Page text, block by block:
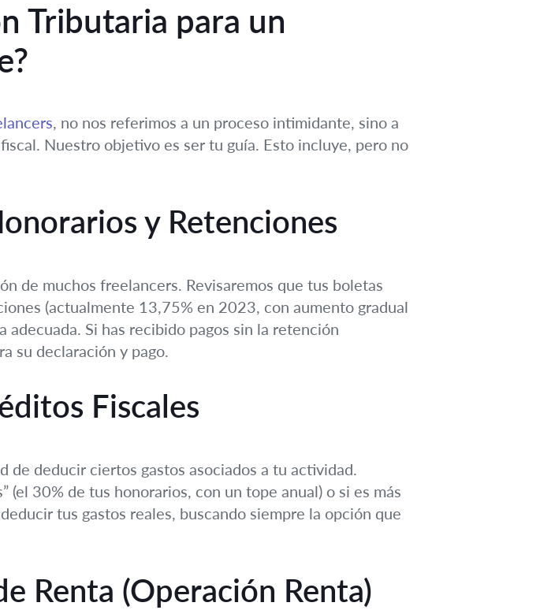
Tributaria para un
, no nos referimos a un proceso intimidante, sino a
Nuestro objetivo es ser tu guía. Esto incluye, pero no
y Retenciones
de muchos freelancers. Revisaremos que tus boletas
(actualmente 13,75% en 2023, con aumento gradual
Si has recibido pagos sin la retención
su declaración y pago.
Fiscales
deducir ciertos gastos asociados a tu actividad.
(el 30% de tus honorarios, con un tope anual) o si es más
tus gastos reales, buscando siempre la opción que
Renta (Operación Renta)